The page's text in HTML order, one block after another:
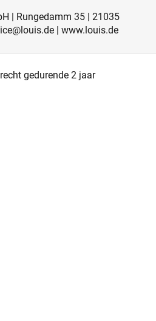
| Rungedamm 35 | 21035
| www.louis.de
gedurende 2 jaar